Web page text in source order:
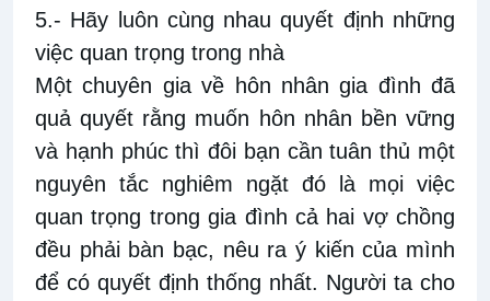
5.- Hãy luôn cùng nhau quyết định những
việc quan trọng trong nhà
Một chuyên gia về hôn nhân gia đình đã
quả quyết rằng muốn hôn nhân bền vững
và hạnh phúc thì đôi bạn cần tuân thủ một
nguyên tắc nghiêm ngặt đó là mọi việc
quan trọng trong gia đình cả hai vợ chồng
đều phải bàn bạc, nêu ra ý kiến của mình
để có quyết định thống nhất. Người ta cho